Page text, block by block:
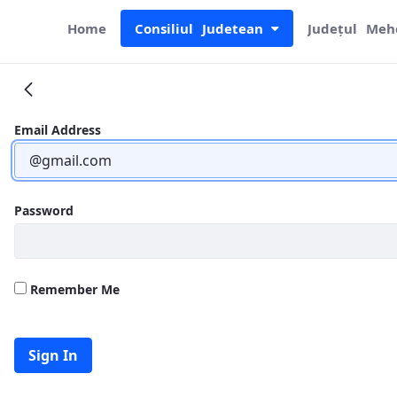
Home Consiliul Judetean Județul
Email Address
Password
Remember Me
Sign In